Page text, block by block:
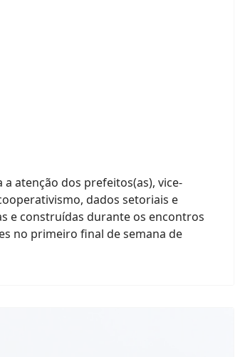
atenção dos prefeitos(as), vice-
dados setoriais e
e construídas durante os encontros
no primeiro final de semana de